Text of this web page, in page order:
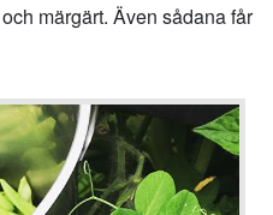
märgärt. Även sådana får